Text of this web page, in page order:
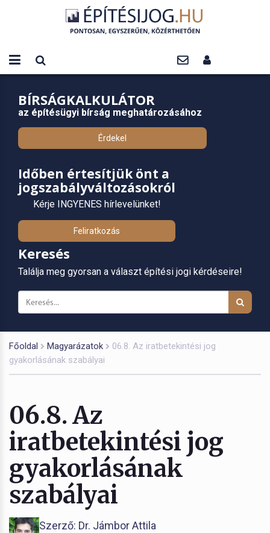
BÍRSÁGKALKULÁTOR
az építésügyi bírság meghatározásához
Érdekel
Időben értesítjük önt a
jogszabályváltozásokról
Kérje INGYENES hírlevelünket!
Feliratkozás
Keresés
Találja meg gyorsan a választ építési jogi kérdéseire!
Főoldal Magyarázatok
06.8. Az iratbetekintési jog
gyakorlásának szabályai
06.8. Az
iratbetekintési jog
gyakorlásának
szabályai
Szerző: Dr. Jámbor Attila